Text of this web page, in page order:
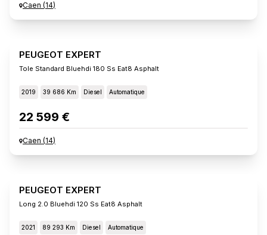
Caen (14)
PEUGEOT EXPERT
Tole Standard Bluehdi 180 Ss Eat8 Asphalt
2019 39 686 Km Diesel Automatique
22 599 €
Caen (14)
PEUGEOT EXPERT
Long 2.0 Bluehdi 120 Ss Eat8 Asphalt
2021 89 293 Km Diesel Automatique